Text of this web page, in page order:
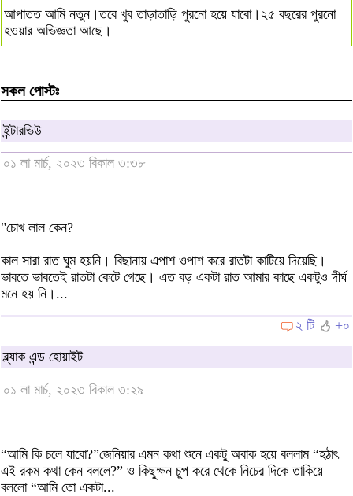
আপাতত আমি নতুন।তবে খুব তাড়াতাড়ি পুরনো হয়ে যাবো।২৫ বছরের পুরনো
হওয়ার অভিজ্ঞতা আছে।
সকল পোস্টঃ
ইন্টারভিউ
০১ লা মার্চ, ২০২৩ বিকাল ৩:৩৮
"চোখ লাল কেন?
কাল সারা রাত ঘুম হয়নি। বিছানায় এপাশ ওপাশ করে রাতটা কাটিয়ে দিয়েছি।
ভাবতে ভাবতেই রাতটা কেটে গেছে। এত বড় একটা রাত আমার কাছে একটুও দীর্ঘ
মনে হয় নি।...
২ টি
+০
ব্ল্যাক এন্ড হোয়াইট
০১ লা মার্চ, ২০২৩ বিকাল ৩:২৯
“আমি কি চলে যাবো?”জেনিয়ার এমন কথা শুনে একটু অবাক হয়ে বললাম “হঠাৎ
এই রকম কথা কেন বললে?” ও কিছুক্ষন চুপ করে থেকে নিচের দিকে তাকিয়ে
বললো “আমি তো একটা...